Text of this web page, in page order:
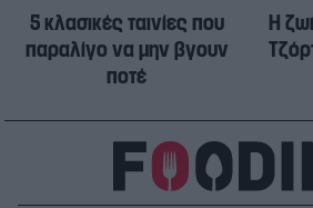
5 κλασικές ταινίες που
παραλίγο να μην βγουν
ποτέ
Η